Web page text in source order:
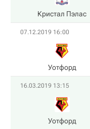
Кристал Пэлас
07.12.2019 16:00
Уотфорд
16.03.2019 13:15
Уотфорд